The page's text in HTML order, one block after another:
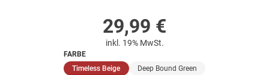
29,99 €
inkl. 19% MwSt.
FARBE
Timeless Beige(ausgewählt)
Deep Bound Green